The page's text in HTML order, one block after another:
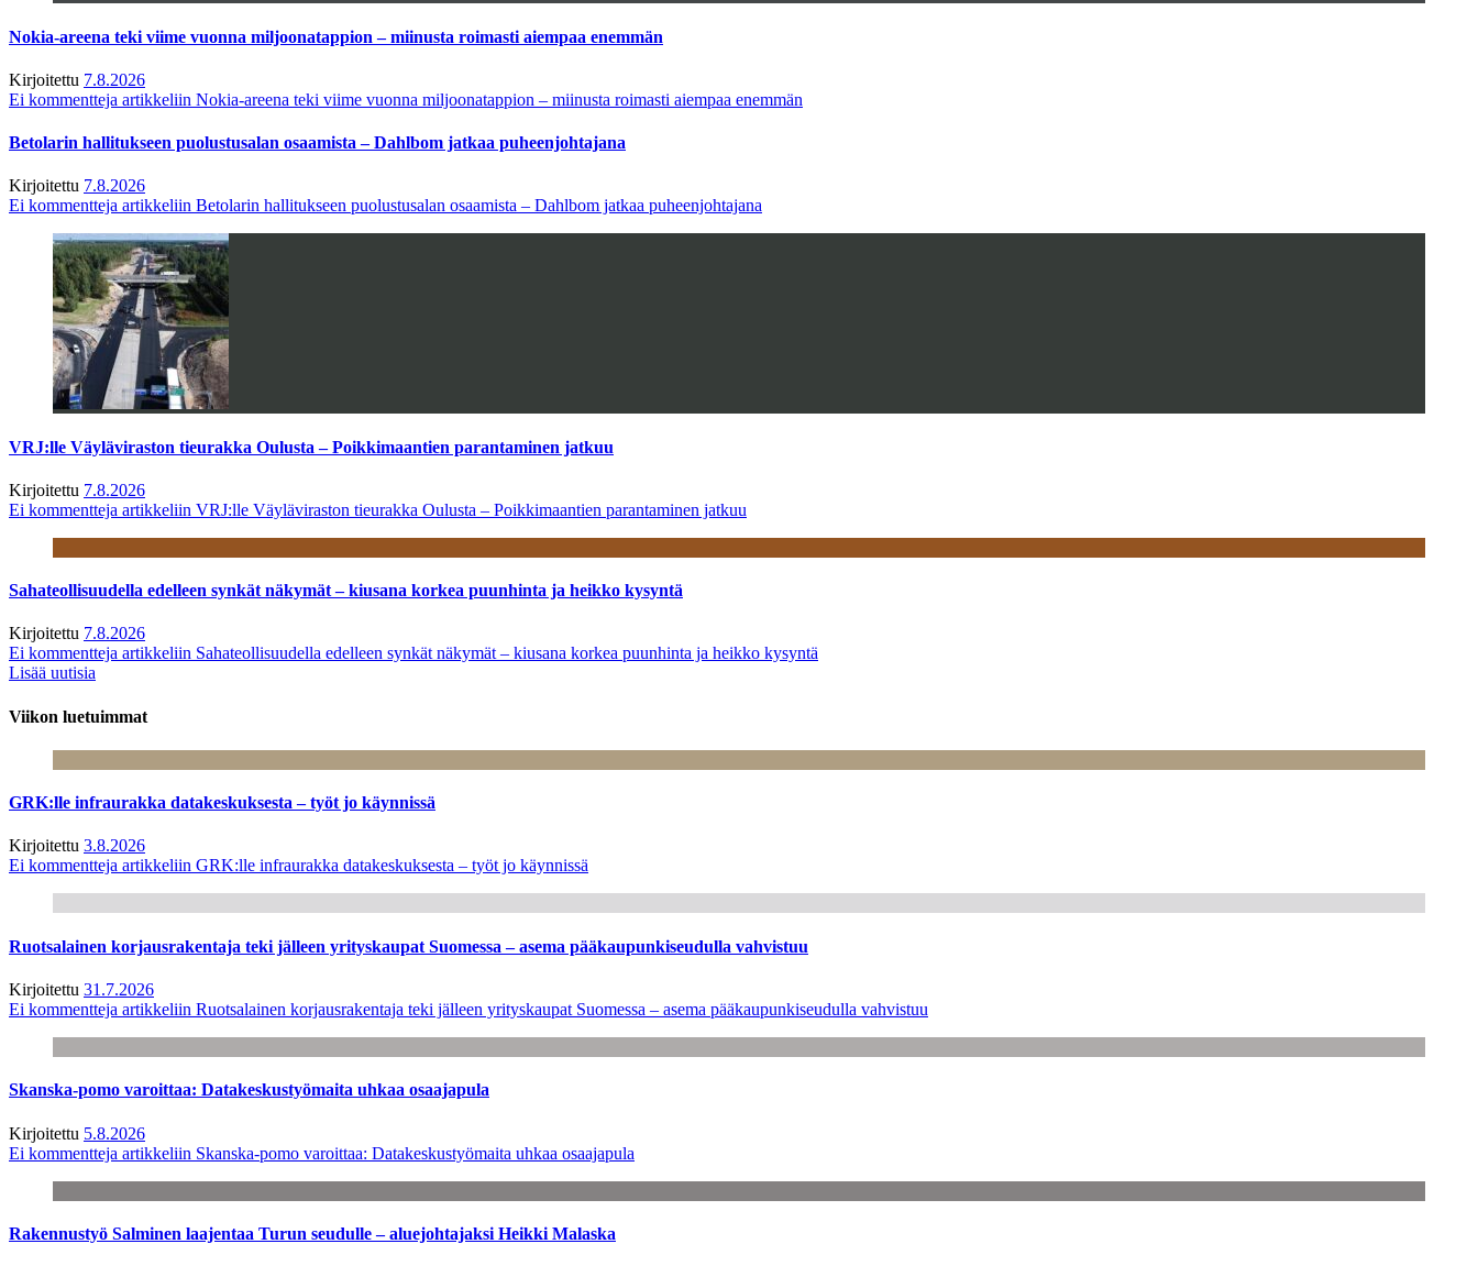
Nokia-areena teki viime vuonna miljoonatappion – miinusta roimasti aiempaa enemmän
Kirjoitettu 7.8.2026
Ei kommentteja artikkeliin Nokia-areena teki viime vuonna miljoonatappion – miinusta roimasti aiempaa enemmän
Betolarin hallitukseen puolustusalan osaamista – Dahlbom jatkaa puheenjohtajana
Kirjoitettu 7.8.2026
Ei kommentteja artikkeliin Betolarin hallitukseen puolustusalan osaamista – Dahlbom jatkaa puheenjohtajana
VRJ:lle Väyläviraston tieurakka Oulusta – Poikkimaantien parantaminen jatkuu
Kirjoitettu 7.8.2026
Ei kommentteja artikkeliin VRJ:lle Väyläviraston tieurakka Oulusta – Poikkimaantien parantaminen jatkuu
Sahateollisuudella edelleen synkät näkymät – kiusana korkea puunhinta ja heikko kysyntä
Kirjoitettu 7.8.2026
Ei kommentteja artikkeliin Sahateollisuudella edelleen synkät näkymät – kiusana korkea puunhinta ja heikko kysyntä
Lisää uutisia
Viikon luetuimmat
GRK:lle infraurakka datakeskuksesta – työt jo käynnissä
Kirjoitettu 3.8.2026
Ei kommentteja artikkeliin GRK:lle infraurakka datakeskuksesta – työt jo käynnissä
Ruotsalainen korjausrakentaja teki jälleen yrityskaupat Suomessa – asema pääkaupunkiseudulla vahvistuu
Kirjoitettu 31.7.2026
Ei kommentteja artikkeliin Ruotsalainen korjausrakentaja teki jälleen yrityskaupat Suomessa – asema pääkaupunkiseudulla vahvistuu
Skanska-pomo varoittaa: Datakeskustyömaita uhkaa osaajapula
Kirjoitettu 5.8.2026
Ei kommentteja artikkeliin Skanska-pomo varoittaa: Datakeskustyömaita uhkaa osaajapula
Rakennustyö Salminen laajentaa Turun seudulle – aluejohtajaksi Heikki Malaska